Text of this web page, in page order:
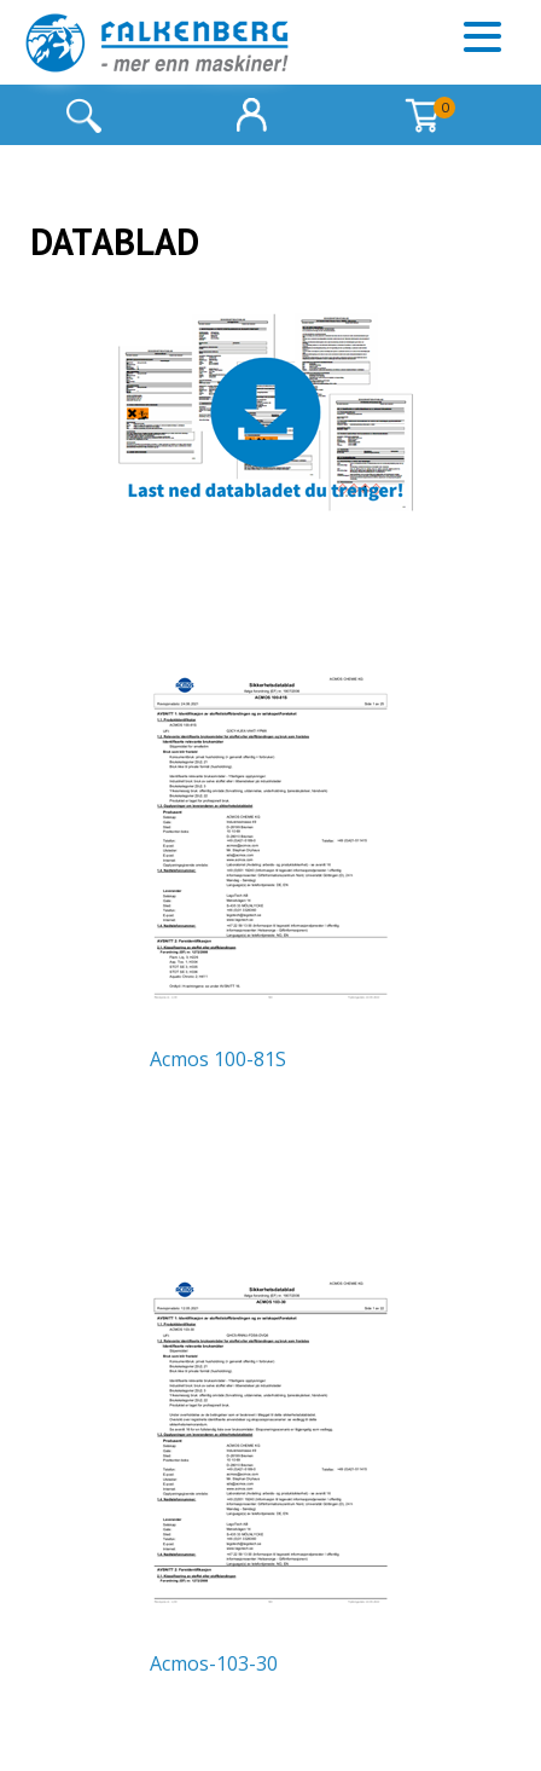
0
DATABLAD
Acmos 100-81S
Acmos-103-30